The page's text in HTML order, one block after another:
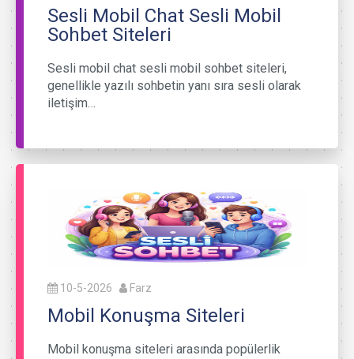
Sesli Mobil Chat Sesli Mobil
Sohbet Siteleri
Sesli mobil chat sesli mobil sohbet siteleri,
genellikle yazılı sohbetin yanı sıra sesli olarak
iletişim…
10-5-2026 Farz
Mobil Konuşma Siteleri
Mobil konuşma siteleri arasında popülerlik